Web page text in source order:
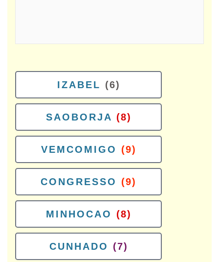
IZABEL (6)
SAOBORJA (8)
VEMCOMIGO (9)
CONGRESSO (9)
MINHOCAO (8)
CUNHADO (7)